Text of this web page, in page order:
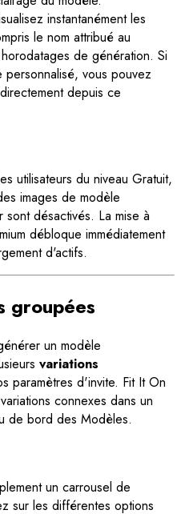
instantanément les
le nom attribué au
de génération. Si
vous pouvez
depuis ce
utilisateurs du niveau Gratuit,
images de modèle
désactivés. La mise à
débloque immédiatement
d'actifs.
groupées
un modèle
variations
paramètres d'invite. Fit It On
connexes dans un
de bord des Modèles.
un carrousel de
sur les différentes options